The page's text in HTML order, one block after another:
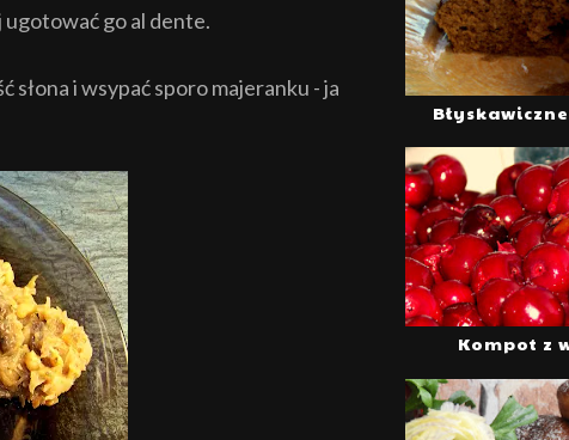
ugotowaćgo al dente.
słona i wsypać sporo majeranku - ja
Kompot z